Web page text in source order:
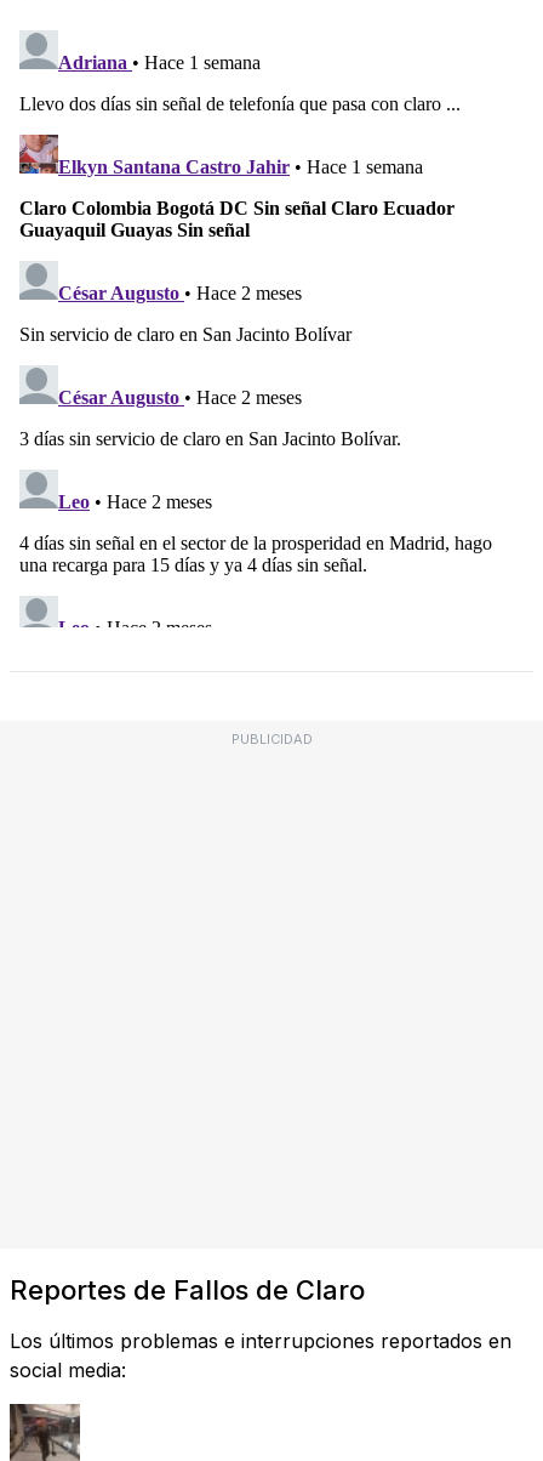
PUBLICIDAD
Reportes de Fallos de Claro
Los últimos problemas e interrupciones reportados en
social media: